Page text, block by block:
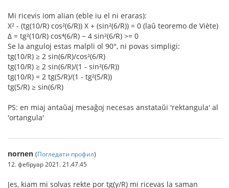
Mi ricevis iom alian (eble iu el ni eraras):
X² - (tg(10/R) cos²(6/R)) X + (sin²(6/R)) = 0 (laŭ teoremo de Viète)
Δ = tg²(10/R) cos⁴(6/R) − 4 sin²(6/R) >= 0
Se la anguloj estas malpli ol 90°, ni povas simpligi:
tg(10/R) ≥ 2 sin(6/R)/cos²(6/R)
tg(10/R) ≥ 2 sin(6/R)/(1 - sin²(6/R))
tg(10/R) = 2 tg(5/R)/(1 - tg²(5/R))
tg(5/R) ≥ sin(6/R)
PS: en miaj antaŭaj mesaĝoj necesas anstataŭi 'rektangula' al
'ortangula'
nornen (Погледати профил)
12. фебруар 2021. 21.47.45
Jes, kiam mi solvas rekte por tg(y/R) mi ricevas la saman